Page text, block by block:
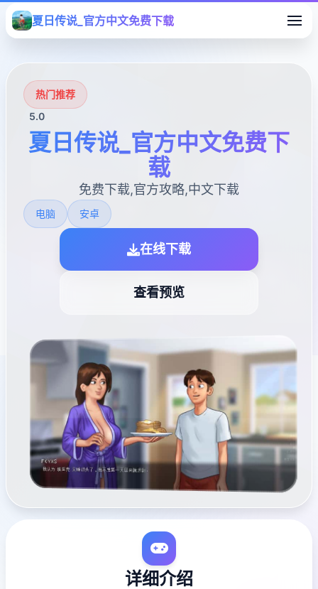
夏日传说_官方中文免费下载
热门推荐
5.0
夏日传说_官方中文免费下
载
免费下载,官方攻略,中文下载
电脑 安卓
在线下载
查看预览
详细介绍